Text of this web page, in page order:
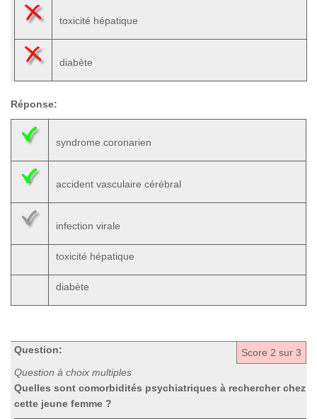
toxicité hépatique
diabète
Réponse:
syndrome coronarien
accident vasculaire cérébral
infection virale
toxicité hépatique
diabète
Score 2 sur 3
Question:
Question à choix multiples
Quelles sont comorbidités psychiatriques à rechercher chez
cette jeune femme ?